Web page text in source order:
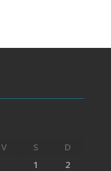
V S
D
1
2